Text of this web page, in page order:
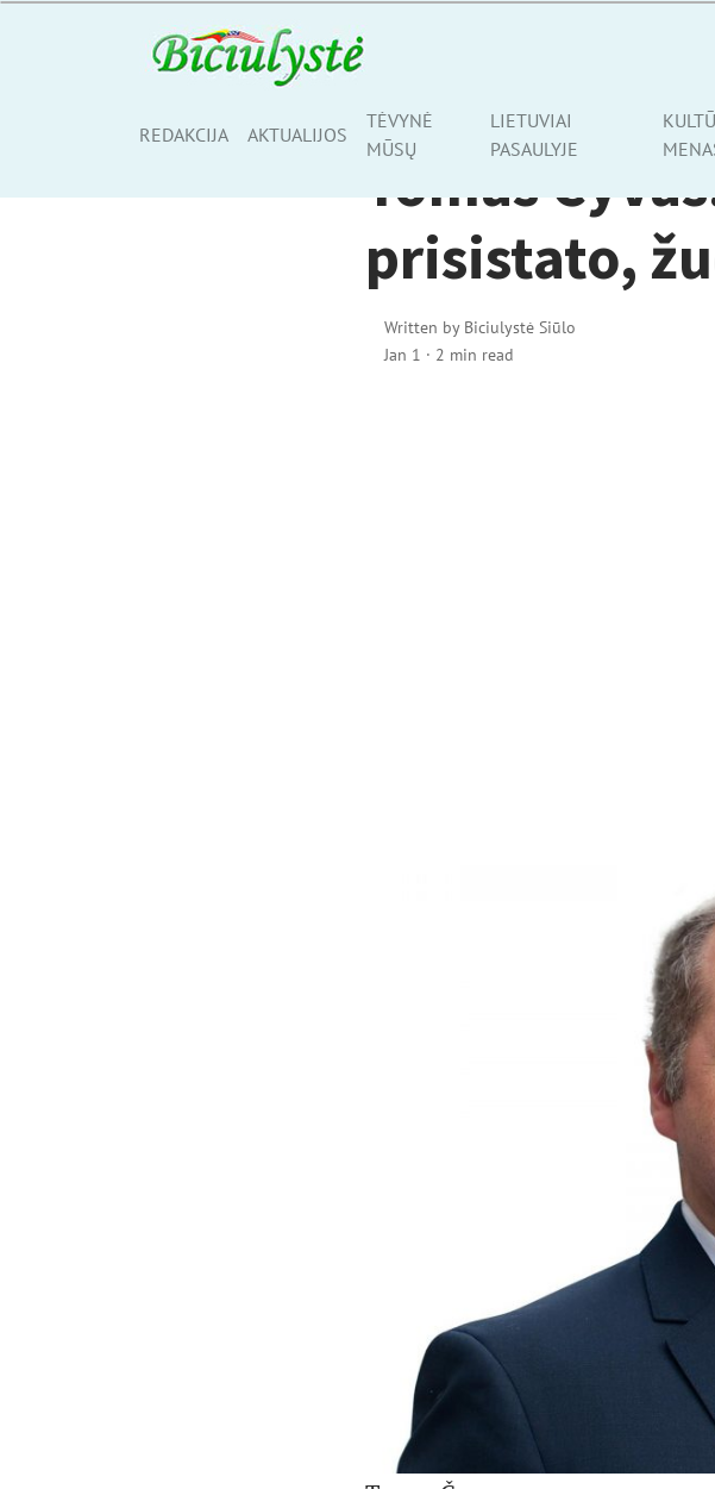
REDAKCIJA AKTUALIJOS
TĖVYNĖ
MŪSŲ
LIETUVIAI
PASAULYJE
AKTUALIJOS
Tomas
prisistato,
Written by Biciulystė Siūlo
Jan 1 · 2 min read
Share